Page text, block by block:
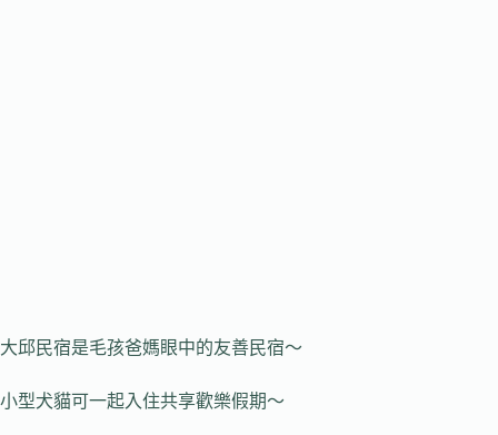
大邱民宿是毛孩爸媽眼中的友善民宿～
小型犬貓可一起入住共享歡樂假期～